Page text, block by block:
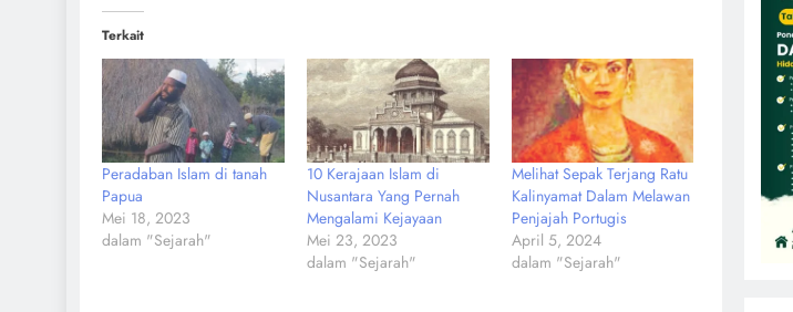
Terkait
Peradaban Islam di tanah
Papua
Mei 18, 2023
dalam "Sejarah"
10 Kerajaan Islam di
Nusantara Yang Pernah
Mengalami Kejayaan
Mei 23, 2023
dalam "Sejarah"
Melihat Sepak Terjang Ratu
Kalinyamat Dalam Melawan
Penjajah Portugis
April 5, 2024
dalam "Sejarah"